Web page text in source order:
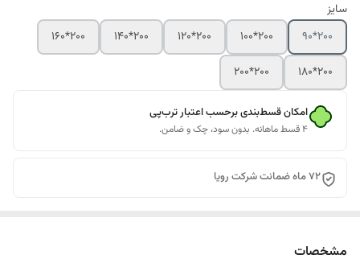
سایز
200*90
200*100
200*120
200*140
200*160
200*180
200*200
امکان قسط‌بندی برحسب اعتبار ترب‌پی
۴ قسط ماهانه. بدون سود، چک و ضامن.
72 ماه ضمانت شرکت رویا
مشخصات